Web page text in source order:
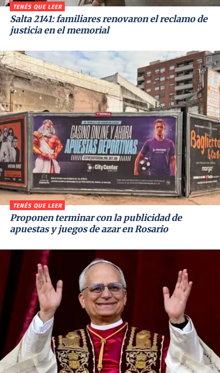
TENÉS QUE LEER
Salta 2141: familiares renovaron el reclamo de
justicia en el memorial
TENÉS QUE LEER
Proponen terminar con la publicidad de
apuestas y juegos de azar en Rosario